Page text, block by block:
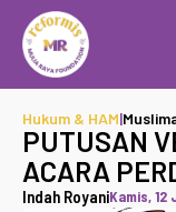
Hukum & HAM|
PUTUSAN
ACARA
Indah RoyaniKamis, 12